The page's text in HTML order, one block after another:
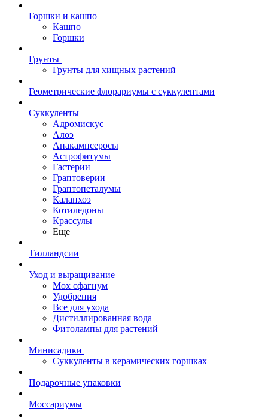
Горшки и кашпо
Кашпо
Горшки
Грунты
Грунты для хищных растений
Геометрические флорариумы с суккулентами
Суккуленты
Адромискус
Алоэ
Анакампсеросы
Астрофитумы
Гастерии
Граптоверии
Граптопеталумы
Каланхоэ
Котиледоны
Крассулы
Еще
Тилландсии
Уход и выращивание
Мох сфагнум
Удобрения
Все для ухода
Дистиллированная вода
Фитолампы для растений
Минисадики
Суккуленты в керамических горшках
Подарочные упаковки
Моссариумы